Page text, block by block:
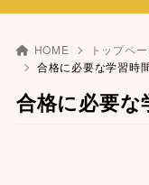
HOME トップペ
合格に必要な学習時
合格に必要な